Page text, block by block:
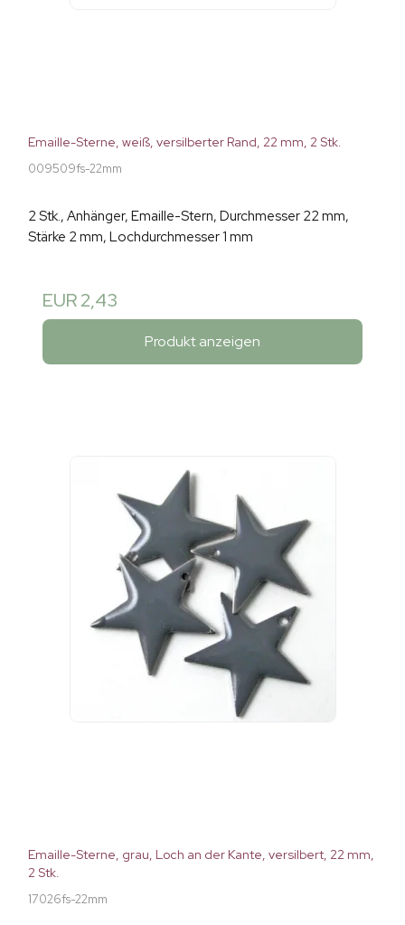
Emaille-Sterne, weiß, versilberter Rand, 22 mm, 2 Stk.
009509fs-22mm
2 Stk., Anhänger, Emaille-Stern, Durchmesser 22 mm,
Stärke 2 mm, Lochdurchmesser 1 mm
EUR 2,43
Produkt anzeigen
Emaille-Sterne, grau, Loch an der Kante, versilbert, 22 mm,
2 Stk.
17026fs-22mm